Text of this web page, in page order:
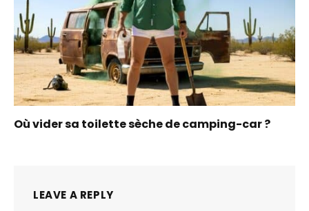
Où vider sa toilette sèche de camping-car ?
LEAVE A REPLY